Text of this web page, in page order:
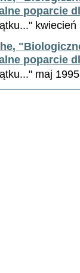
poparcie
poparcie
maj